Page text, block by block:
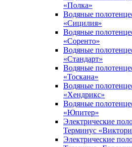
«Полка»
Водяные
«Сицилия»
Водяные
«Соренто»
Водяные
«Стандарт»
Водяные
«Тоскана»
Водяные
«Хендрикс»
Водяные
«Юпитер»
Электрические
Терминус
Электрические